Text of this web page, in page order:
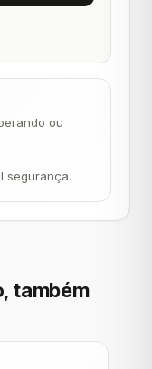
ou
segurança.
também